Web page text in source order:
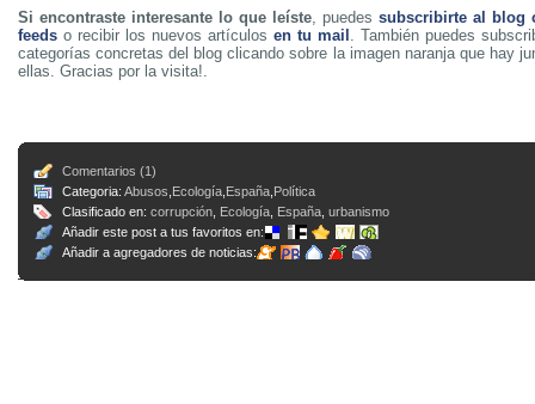
Si encontraste interesante lo que leíste, puedessubscribirte al blog
feeds o recibir los nuevos artículosen tu mail . También puedes
categorías concretas del blog clicando sobre la imagen naranja que hay
ellas. Gracias por la visita!.
Comentarios (1)
Categoria: Abusos Ecología España Política
Clasificado en: corrupción Ecología España urbanismo
Añadir este post a tus favoritos en:
Añadir a agregadores de noticias: